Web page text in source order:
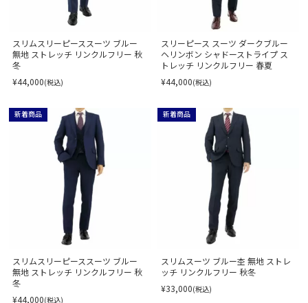
スリムスリーピーススーツ ブルー
無地 ストレッチ リンクルフリー 秋
冬
¥44,000(税込)
スリーピース スーツ ダークブルー
ヘリンボン シャドーストライプ ス
トレッチ リンクルフリー 春夏
¥44,000(税込)
新着商品
スリムスリーピーススーツ ブルー
無地 ストレッチ リンクルフリー 秋
冬
¥44,000(税込)
新着商品
スリムスーツ ブルー杢 無地 ストレ
ッチ リンクルフリー 秋冬
¥33,000(税込)